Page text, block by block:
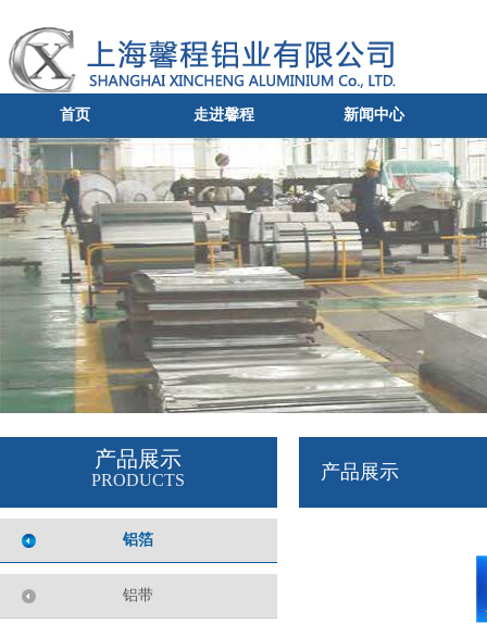
首页 走进馨程 新闻中心
产品展示
PRODUCTS
铝箔
铝带
产品展示